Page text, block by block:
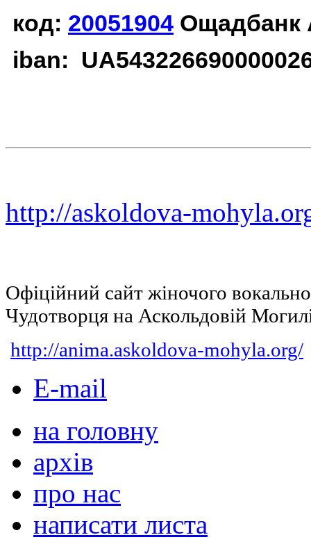
код: 20051904 Ощадбанк
iban:
http://askoldova-
Офіційний сайт жіночого
Чудотворця на Аскольдовій
http://anima.askoldova-mohyla.org/
E-mail
на головну
архів
про нас
написати листа